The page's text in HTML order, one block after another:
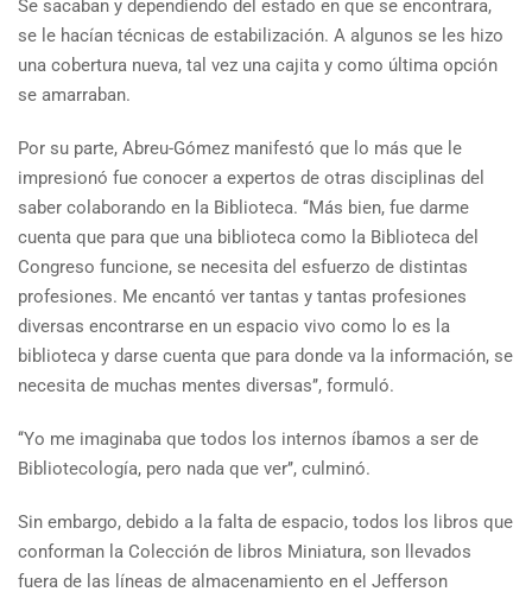
Se sacaban y dependiendo del estado en que se encontrara,
se le hacían técnicas de estabilización. A algunos se les hizo
una cobertura nueva, tal vez una cajita y como última opción
se amarraban.
Por su parte, Abreu-Gómez manifestó que lo más que le
impresionó fue conocer a expertos de otras disciplinas del
saber colaborando en la Biblioteca. ‘‘Más bien, fue darme
cuenta que para que una biblioteca como la Biblioteca del
Congreso funcione, se necesita del esfuerzo de distintas
profesiones. Me encantó ver tantas y tantas profesiones
diversas encontrarse en un espacio vivo como lo es la
biblioteca y darse cuenta que para donde va la información, se
necesita de muchas mentes diversas’’, formuló.
‘‘Yo me imaginaba que todos los internos íbamos a ser de
Bibliotecología, pero nada que ver’’, culminó.
Sin embargo, debido a la falta de espacio, todos los libros que
conforman la Colección de libros Miniatura, son llevados
fuera de las líneas de almacenamiento en el Jefferson